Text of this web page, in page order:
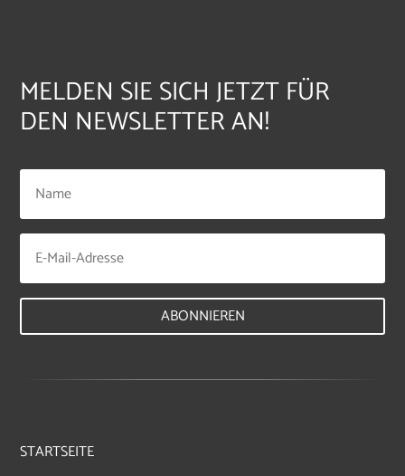
MELDEN SIE SICH JETZT FÜR
DEN NEWSLETTER AN!
ABONNIEREN
STARTSEITE